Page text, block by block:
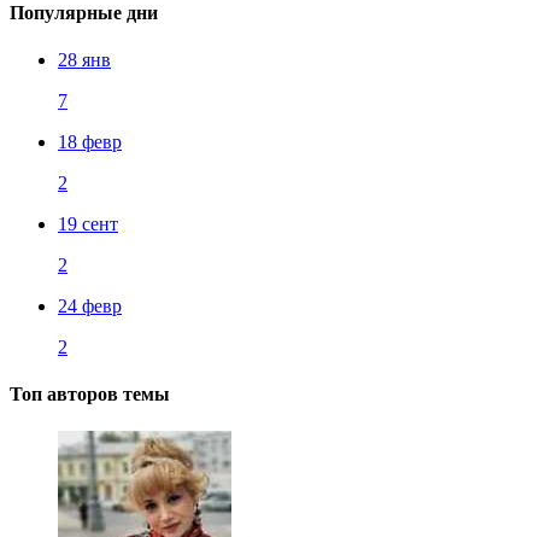
Популярные дни
28 янв
7
18 февр
2
19 сент
2
24 февр
2
Топ авторов темы